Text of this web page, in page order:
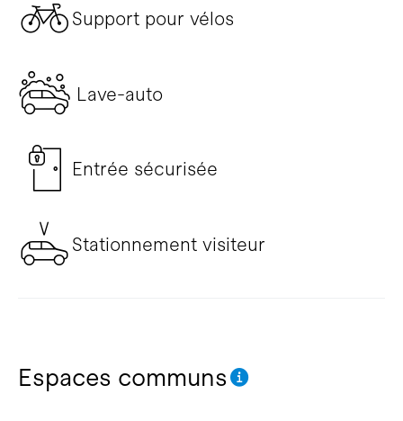
Support pour vélos
Lave-auto
Entrée sécurisée
Stationnement visiteur
Espaces communs